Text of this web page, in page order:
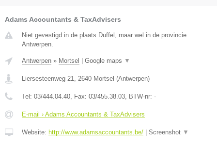
Adams Accountants & TaxAdvisers
Niet gevestigd in de plaats Duffel, maar wel in de provincie
Antwerpen.
Antwerpen » Mortsel Google maps ▼
Liersesteenweg 21 2640 Mortsel (Antwerpen)
Tel: 03/444.04.40 , Fax: 03/455.38.03 , BTW-nr: -
E-mail › Adams Accountants & TaxAdvisers
Website: http://www.adamsaccountants.be/ Screenshot ▼